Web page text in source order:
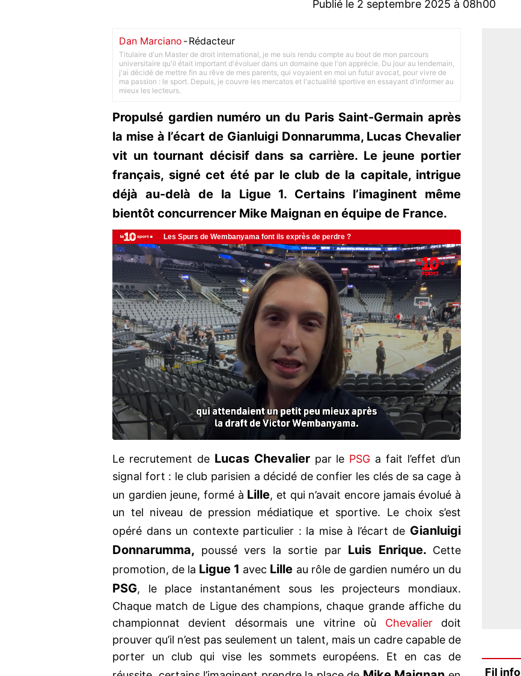
Publié le 2 septembre 2025 à 08h00
Dan Marciano -Rédacteur
Titulaire d'un Master de droit international, je me suis rendu compte au bout de mon parcours
universitaire qu'il était important d'évoluer dans un domaine que l'on apprécie. Du jour au lendemain,
j'ai décidé de mettre fin au rêve de mes parents, qui voyaient en moi un futur avocat, pour vivre de
ma passion : le sport. Depuis, je couvre les mercatos et l'actualité sportive en essayant d'informer au
mieux les lecteurs.
Propulsé gardien numéro un du Paris Saint-Germain après
la mise à l’écart de Gianluigi Donnarumma, Lucas Chevalier
vit un tournant décisif dans sa carrière. Le jeune portier
français, signé cet été par le club de la capitale, intrigue
déjà au-delà de la Ligue 1. Certains l’imaginent même
bientôt concurrencer Mike Maignan en équipe de France.
Le recrutement de Lucas Chevalierpar le PSG a fait l’effet d’un
signal fort : le club parisien a décidé de confier les clés de sa cage à
un gardien jeune, formé à Lille, et qui n’avait encore jamais évolué à
un tel niveau de pression médiatique et sportive. Le choix s’est
opéré dans un contexte particulier : la mise à l’écart de Gianluigi
Donnarumma,
poussé vers la sortie par Luis Enrique. Cette
promotion, de la Ligue 1 avec Lille au rôle de gardien numéro un du
PSG, le place instantanément sous les projecteurs mondiaux.
Chaque match de Ligue des champions, chaque grande affiche du
championnat devient désormais une vitrine où Chevalierdoit
prouver qu’il n’est pas seulement un talent, mais un cadre capable de
porter un club qui vise les sommets européens. Et en cas de
Fil info